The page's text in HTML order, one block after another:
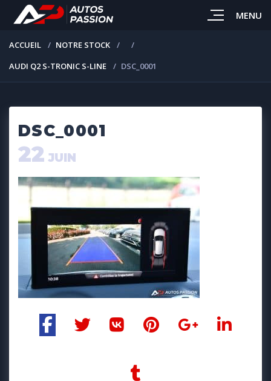
MENU
ACCUEIL
NOTRE STOCK
AUDI Q2 S-TRONIC S-LINE
DSC_0001
DSC_0001
22 JUIN